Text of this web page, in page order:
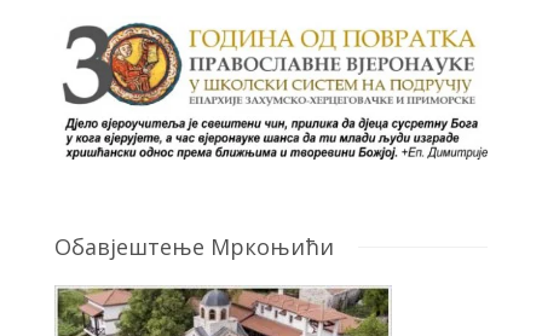
Обавјештење Мркоњићи